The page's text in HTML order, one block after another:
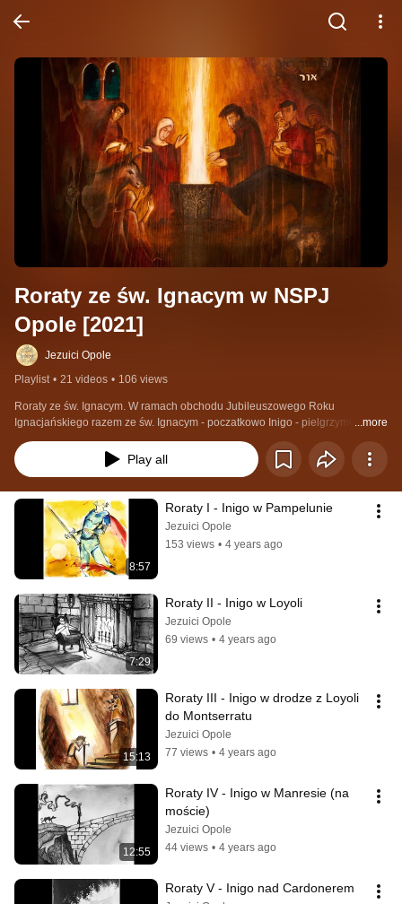
Roraty ze św. Ignacym w NSPJ
Opole [2021]
Jezuici Opole
Playlist • 21 videos • 106 views
Roraty ze św. Ignacym. W ramach obchodu Jubileuszowego Roku
Ignacjańskiego razem ze św. Ignacym - poczatkowo Inigo - pielgrzymujemy
od Pampeluny przez kolejne miejsca, do których dotarł nasz Pielgrzym, by
razem z nim przygotować się na prawdziwe Boże Narodzenie, które zmienia
życie, jak zmieniło życie Iniga. "Opowieść" skierowana głównie dla
dorosłym.
...more
Play all
8:57
Roraty I - Inigo w Pampelunie
Jezuici Opole
153 views • 4 years ago
7:29
Roraty II - Inigo w Loyoli
Jezuici Opole
69 views • 4 years ago
15:13
Roraty III - Inigo w drodze z Loyoli
do Montserratu
Jezuici Opole
77 views • 4 years ago
12:55
Roraty IV - Inigo w Manresie (na
moście)
Jezuici Opole
44 views • 4 years ago
Roraty V - Inigo nad Cardonerem